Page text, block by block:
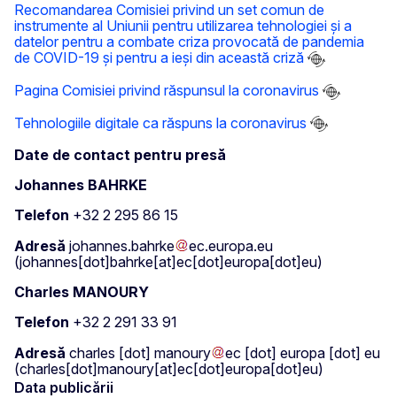
Recomandarea Comisiei privind un set comun de
instrumente al Uniunii pentru utilizarea tehnologiei și a
datelor pentru a combate criza provocată de pandemia
de COVID-19 și pentru a ieși din această criză
Pagina Comisiei privind răspunsul la coronavirus
Tehnologiile digitale ca răspuns la coronavirus
Date de contact pentru presă
Johannes BAHRKE
Telefon +32 2 295 86 15
Adresă johannes.bahrke ec.europa.eu
(johannes[dot]bahrke[at]ec[dot]europa[dot]eu)
Charles MANOURY
Telefon +32 2 291 33 91
Adresă charles [dot] manoury ec [dot] europa [dot] eu
(charles[dot]manoury[at]ec[dot]europa[dot]eu)
Data publicării